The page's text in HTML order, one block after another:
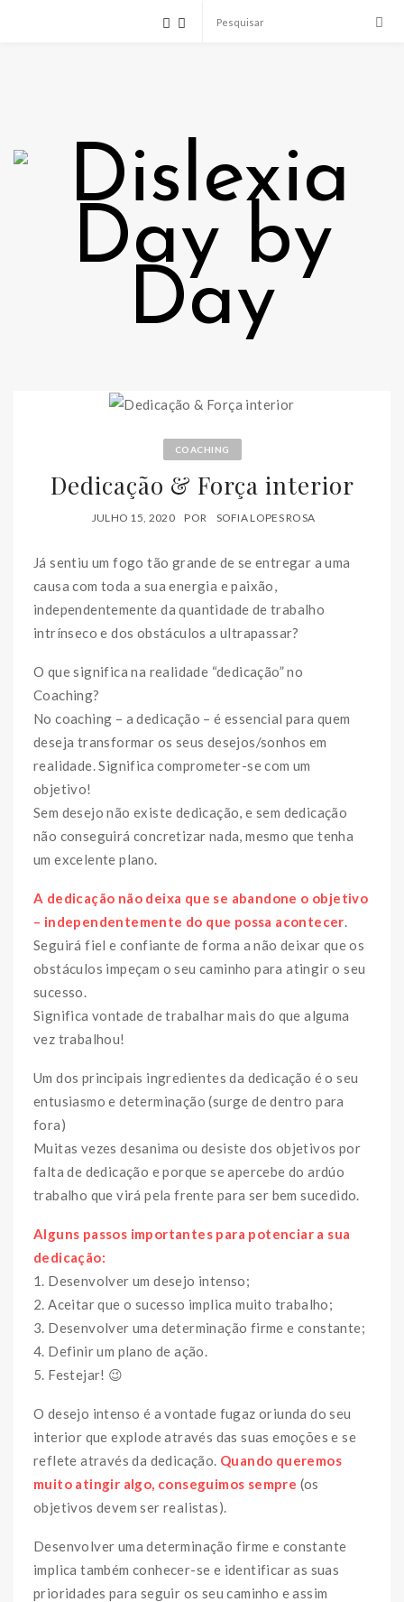
COACHING
Dedicação & Força interior
JULHO 15, 2020 POR SOFIA LOPES ROSA
Já sentiu um fogo tão grande de se entregar a uma
causa com toda a sua energia e paixão,
independentemente da quantidade de trabalho
intrínseco e dos obstáculos a ultrapassar?
O que significa na realidade “dedicação” no
Coaching?
No coaching – a dedicação – é essencial para quem
deseja transformar os seus desejos/sonhos em
realidade. Significa comprometer-se com um
objetivo!
Sem desejo não existe dedicação, e sem dedicação
não conseguirá concretizar nada, mesmo que tenha
um excelente plano.
A dedicação não deixa que se abandone o objetivo
– independentemente do que possa acontecer.
Seguirá fiel e confiante de forma a não deixar que os
obstáculos impeçam o seu caminho para atingir o seu
sucesso.
Significa vontade de trabalhar mais do que alguma
vez trabalhou!
Um dos principais ingredientes da dedicação é o seu
entusiasmo e determinação (surge de dentro para
fora)
Muitas vezes desanima ou desiste dos objetivos por
falta de dedicação e porque se apercebe do ardúo
trabalho que virá pela frente para ser bem sucedido.
Alguns passos importantes para potenciar a sua
dedicação:
1. Desenvolver um desejo intenso;
2. Aceitar que o sucesso implica muito trabalho;
3. Desenvolver uma determinação firme e constante;
4. Definir um plano de ação.
5. Festejar! 😉
O desejo intenso é a vontade fugaz oriunda do seu
interior que explode através das suas emoções e se
reflete através da dedicação. Quando queremos
muito atingir algo, conseguimos sempre (os
objetivos devem ser realistas).
Desenvolver uma determinação firme e constante
implica também conhecer-se e identificar as suas
prioridades para seguir os seu caminho e assim